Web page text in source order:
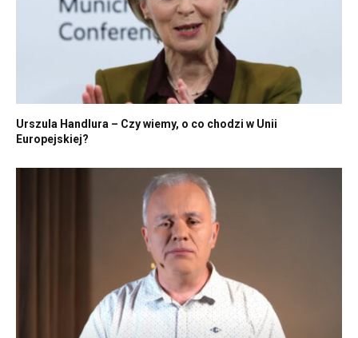
Urszula Handlura – Czy wiemy, o co chodzi w Unii
Europejskiej?